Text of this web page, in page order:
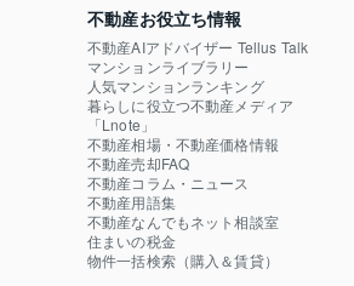
不動産お役立ち情報
不動産AIアドバイザー Tellus Talk
マンションライブラリー
人気マンションランキング
暮らしに役立つ不動産メディア
「Lnote」
不動産相場・不動産価格情報
不動産売却FAQ
不動産コラム・ニュース
不動産用語集
不動産なんでもネット相談室
住まいの税金
物件一括検索（購入＆賃貸）